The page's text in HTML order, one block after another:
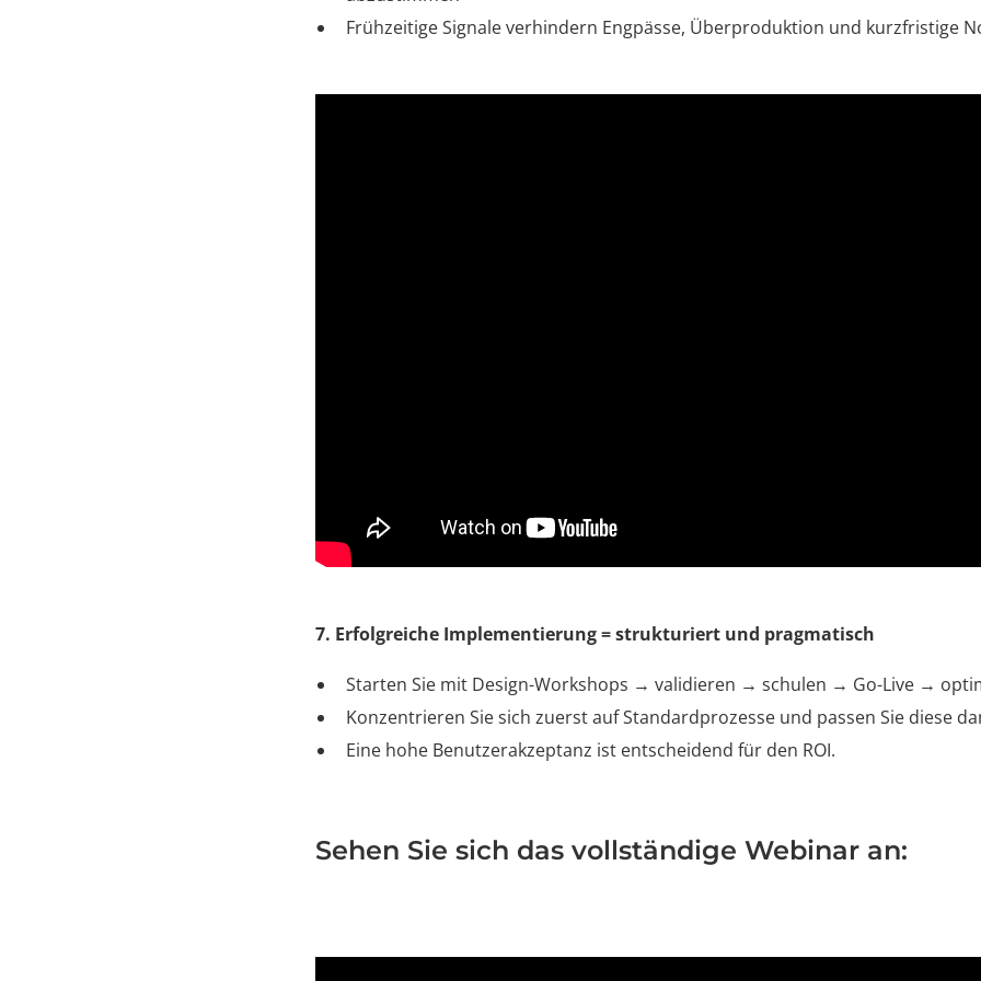
Frühzeitige Signale verhindern Engpässe, Überproduktion und kurzfristige
7. Erfolgreiche Implementierung = strukturiert und pragmatisch
Starten Sie mit Design-Workshops → validieren → schulen → Go-Live →
Konzentrieren Sie sich zuerst auf Standardprozesse und passen Sie diese
Eine hohe Benutzerakzeptanz ist entscheidend für den ROI.
Sehen Sie sich das vollständige Webinar an: